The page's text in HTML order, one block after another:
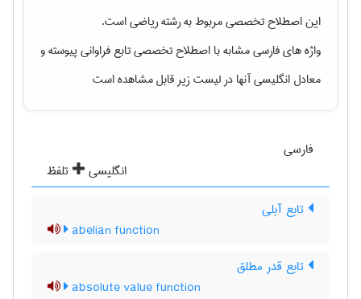
این اصطلاح تخصصی مربوط به رشتهرياضیاست.
واژه های فارسی مشابه با اصطلاح تخصصیتابع فراوانی پیوستهو
معادل انگلیسی آنها در لیست زیر قابل مشاهده است
فارسی
انگلیسی
تلفظ
تابع آبلی
abelian function
تابع قدر مطلق
absolute value function